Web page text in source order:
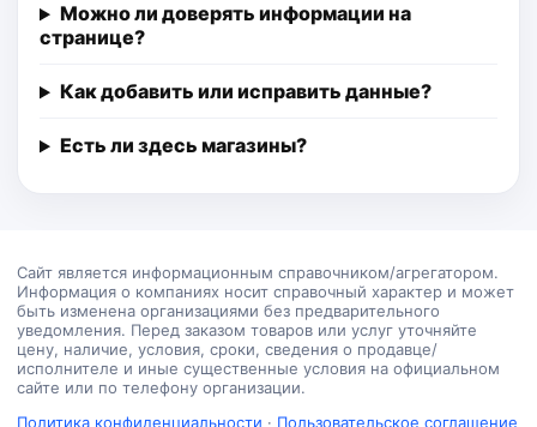
Можно ли доверять информации на
странице?
Как добавить или исправить данные?
Есть ли здесь магазины?
Сайт является информационным справочником/агрегатором.
Информация о компаниях носит справочный характер и может
быть изменена организациями без предварительного
уведомления. Перед заказом товаров или услуг уточняйте
цену, наличие, условия, сроки, сведения о продавце/
исполнителе и иные существенные условия на официальном
сайте или по телефону организации.
Политика конфиденциальности · Пользовательское соглашение